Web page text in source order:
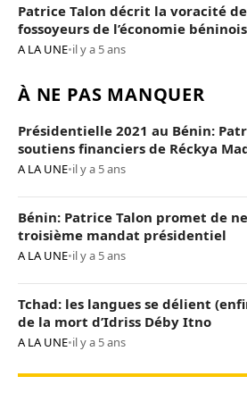
Patrice Talon décrit la voracité
fossoyeurs de l’économie
A LA UNE•il y a 5 ans
À NE PAS MANQUER
Présidentielle 2021 au Bénin:
soutiens financiers de Réckya
A LA UNE•il y a 5 ans
Bénin: Patrice Talon promet de
troisième mandat présidentiel
A LA UNE•il y a 5 ans
Tchad: les langues se délient
de la mort d’Idriss Déby Itno
A LA UNE•il y a 5 ans